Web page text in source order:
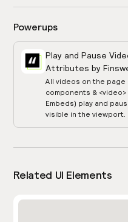
Powerups
Play and Pause
Attributes by
All videos on the page
components & <video>
Embeds) play and
visible in the viewport.
Related UI Elements